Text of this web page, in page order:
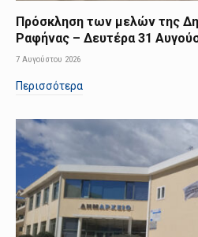
Πρόσκληση των μελών της
Ραφήνας – Δευτέρα 31
7 Αυγούστου 2026
Περισσότερα